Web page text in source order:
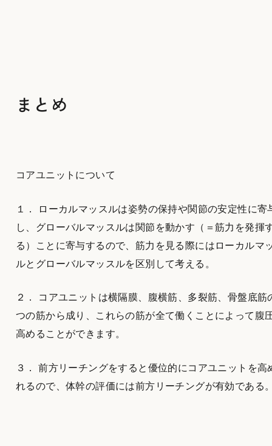
まとめ
コアユニットについて
１． ローカルマッスルは姿勢の保持や関節の安定性に寄
し、グローバルマッスルは関節を動かす（＝筋力を発揮
る）ことに寄与するので、筋力を見る際にはローカルマ
ルとグローバルマッスルを区別して考える。
２． コアユニットは横隔膜、腹横筋、多裂筋、骨盤底筋
つの筋から成り、これらの筋が全て働くことによって腹
高めることができます。
３． 前方リーチングをすると優位的にコアユニットを高
れるので、体幹の評価には前方リーチングが有効である